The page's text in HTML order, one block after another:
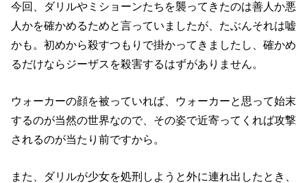
今回、ダリルやミショーンたちを襲ってきたのは善人か悪
人かを確かめるためと言っていましたが、たぶんそれは嘘
かも。初めから殺すつもりで掛かってきましたし、確かめ
るだけならジーザスを殺害するはずがありません。
ウォーカーの顔を被っていれば、ウォーカーと思って始末
するのが当然の世界なので、その姿で近寄ってくれば攻撃
されるのが当たり前ですから。
また、ダリルが少女を処刑しようと外に連れ出したとき、